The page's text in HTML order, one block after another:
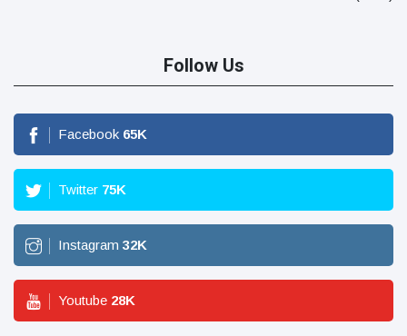
Follow Us
Facebook 65K
Twitter 75K
Instagram 32K
Youtube 28K